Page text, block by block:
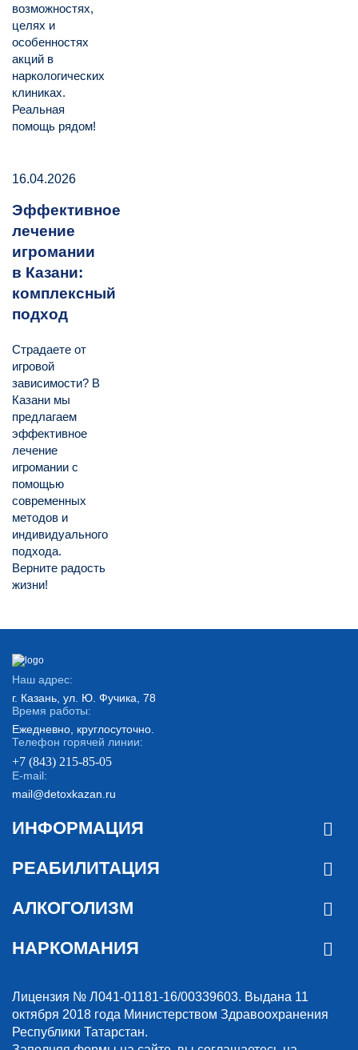
возможностях,
целях и
особенностях
акций в
наркологических
клиниках.
Реальная
помощь рядом!
16.04.2026
Эффективное
лечение
игромании
в Казани:
комплексный
подход
Страдаете от
игровой
зависимости? В
Казани мы
предлагаем
эффективное
лечение
игромании с
помощью
современных
методов и
индивидуального
подхода.
Верните радость
жизни!
Наш адрес:
г. Казань, ул. Ю. Фучика, 78
Время работы:
Ежедневно, круглосуточно.
Телефон горячей линии:
+7 (843) 215-85-05
E-mail:
mail@detoxkazan.ru
ИНФОРМАЦИЯ
РЕАБИЛИТАЦИЯ
АЛКОГОЛИЗМ
НАРКОМАНИЯ
Лицензия № Л041-01181-16/00339603. Выдана 11
октября 2018 года Министерством Здравоохранения
Республики Татарстан.